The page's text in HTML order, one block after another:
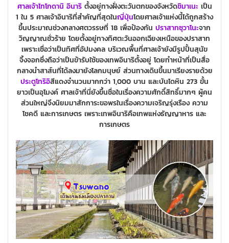
ศาลเจ้าไทโกดานิ อินาริตั้งอยู่ทางฝั่งตะวันตกของจังหวัดชิมาเนะ เป็น
1 ใน 5 ศาลเจ้าอินาริที่สำคัญที่สุดในญี่ปุ่นโดยศาลเจ้าแห่งนี้ได้ถูกสร้าง
ขึ้นประมาณช่วงกลางศตวรรษที่ 18 เพื่อป้องกัน ปราสาทซุวาโนะจาก
วิญญาณชั่วร้าย โดยตั้งอยู่ทางทิศตะวันออกเฉียงเหนือของปราสาท
เพราะเชื่อว่าเป็นทิศที่อัปมงคล บริเวณพื้นที่ศาลเจ้ายังมีรูปปั้นสุนัข
จิ้งจอกซึ่งถือว่าเป็นข้ารับใช้ของเทพอินาริตั้งอยู่ โดยทำหน้าที่เป็นสื่อ
กลางนำสาส์นที่ได้ลงมายังโลกมนุษย์ ส่วนทางเดินขึ้นมาเรียงรายด้วย
ประตูโทริอิสีแดงจำนวนมากกว่า 1,000 บาน และบันไดหิน 273 ขั้น
ยาวเป็นอุโมงค์ ศาลเจ้าที่นี่ยังขึ้นชื่อในเรื่องความศักดิ์สิทธิ์มากๆ ผู้คน
ส่วนใหญ่จึงนิยมมาสักการะขอพรในเรื่องความเจริญรุ่งเรือง ความ
โชคดี และการเกษตร เพราะเทพอินาริคือเทพแห่งธัญญาหาร และ
การเกษตร